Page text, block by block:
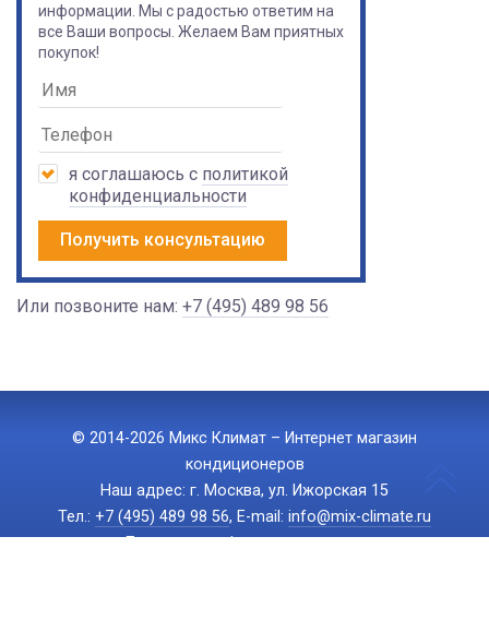
информации. Мы с радостью ответим на
все Ваши вопросы. Желаем Вам приятных
покупок!
я соглашаюсь с политикой
конфиденциальности
Получить консультацию
Или позвоните нам: +7 (495) 489 98 56
© 2014-2026 Микс Климат – Интернет магазин
кондиционеров
Наш адрес: г. Москва, ул. Ижорская 15
Тел.: +7 (495) 489 98 56, E-mail: info@mix-climate.ru
Политика конфиденциальности